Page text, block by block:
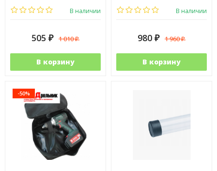
В наличии
505 ₽ 1 010₽
В корзину
В наличии
980 ₽ 1 960₽
В корзину
-50%